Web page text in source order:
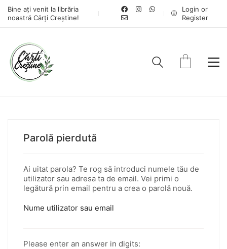
Bine ați venit la librăria
noastră Cărți Creștine!
Login or
Register
Parolă pierdută
Ai uitat parola? Te rog să introduci numele tău de
utilizator sau adresa ta de email. Vei primi o
legătură prin email pentru a crea o parolă nouă.
Nume utilizator sau email
Please enter an answer in digits: